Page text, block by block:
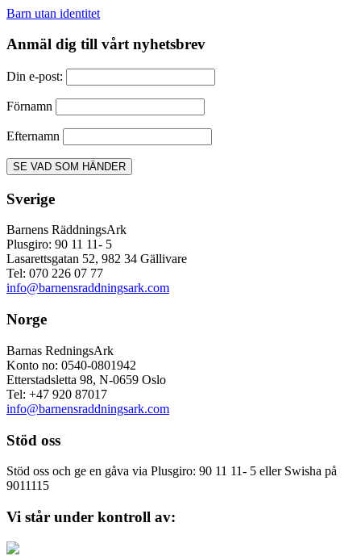
Barn utan identitet
Anmäl dig till vårt nyhetsbrev
Din e-post:
Förnamn
Efternamn
Sverige
Barnens RäddningsArk
Plusgiro: 90 11 11- 5
Lasarettsgatan 52, 982 34 Gällivare
Tel: 070 226 07 77
info@barnensraddningsark.com
Norge
Barnas RedningsArk
Konto no: 0540-0801942
Etterstadsletta 98, N-0659 Oslo
Tel: +47 920 87017
info@barnensraddningsark.com
Stöd oss
Stöd oss och ge en gåva via Plusgiro: 90 11 11- 5 eller Swisha på
9011115
Vi står under kontroll av: